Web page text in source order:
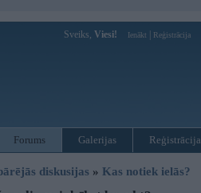
Sveiks, Viesi! Ienākt Reģistrācija
Forums Galerijas Reģistrācija
diskusijas » Kas notiek ielās?